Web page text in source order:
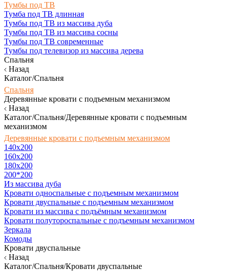
Тумбы под ТВ
Тумба под ТВ длинная
Тумбы под ТВ из массива дуба
Тумбы под ТВ из массива сосны
Тумбы под ТВ современные
Тумбы под телевизор из массива дерева
Спальня
Назад
Каталог/Спальня
Спальня
Деревянные кровати с подъемным механизмом
Назад
Каталог/Спальня/Деревянные кровати с подъемным
механизмом
Деревянные кровати с подъемным механизмом
140x200
160х200
180х200
200*200
Из массива дуба
Кровати односпальные с подъемным механизмом
Кровати двуспальные с подъемным механизмом
Кровати из массива с подъёмным механизмом
Кровати полутороспальные с подъемным механизмом
Зеркала
Комоды
Кровати двуспальные
Назад
Каталог/Спальня/Кровати двуспальные